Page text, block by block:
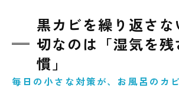
黒カビを繰り返さ
切なのは「湿気を残
慣」
毎日の小さな対策が、お風呂のカ